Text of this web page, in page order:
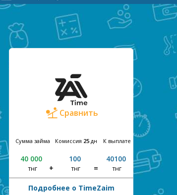
Сравнить
Сумма займа
40 000
тнг
Комиссия 25дн
100
тнг
К выплате
40100
тнг
Подробнее о TimeZaim